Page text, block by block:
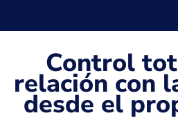
Control
relación con
desde el